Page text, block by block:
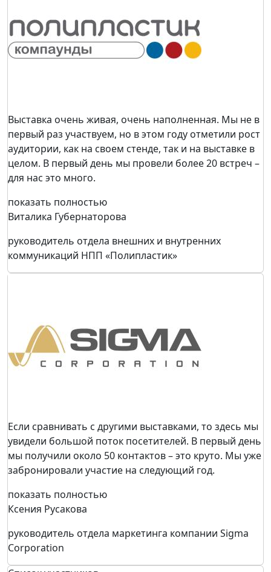
Выставка очень живая, очень наполненная. Мы не в
первый раз участвуем, но в этом году отметили рост
аудитории, как на своем стенде, так и на выставке в
целом. В первый день мы провели более 20 встреч –
для нас это много.
показать полностью
Виталика Губернаторова
руководитель отдела внешних и внутренних
коммуникаций НПП «Полипластик»
Если сравнивать с другими выставками, то здесь мы
увидели большой поток посетителей. В первый день
мы получили около 50 контактов – это круто. Мы уже
забронировали участие на следующий год.
показать полностью
Ксения Русакова
руководитель отдела маркетинга компании Sigma
Corporation